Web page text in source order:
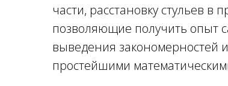
части, расстановку стульев в
позволяющие получить опыт
выведения закономерностей
простейшими